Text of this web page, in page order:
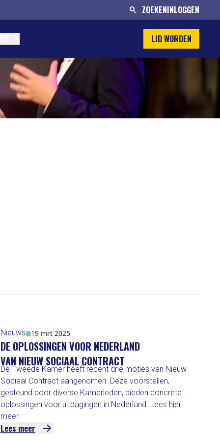
ZOEKENINLOGGEN
LID WORDEN
Nieuws 19 mrt 2025
DE OPLOSSINGEN VOOR NEDERLAND
VAN NIEUW SOCIAAL CONTRACT
De Tweede Kamer heeft recent drie moties van Nieuw
Sociaal Contract aangenomen. Deze voorstellen,
gesteund door diverse Kamerleden, bieden concrete
oplossingen voor uitdagingen in Nederland. Lees hier
meer.
Lees meer